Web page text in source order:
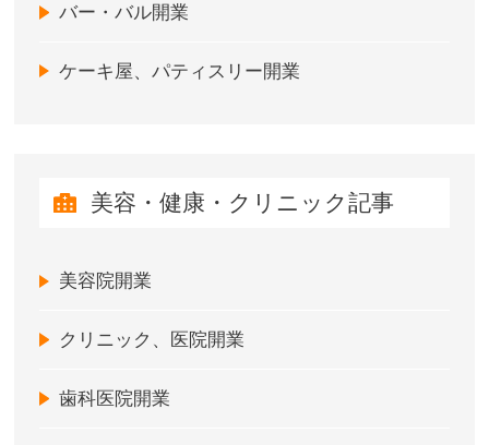
バー・バル開業
ケーキ屋、パティスリー開業
美容・健康・クリニック記事
美容院開業
クリニック、医院開業
歯科医院開業